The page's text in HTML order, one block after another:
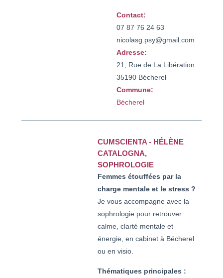
Contact:
07 87 76 24 63
nicolasg.psy@gmail.com
Adresse:
21, Rue de La Libération
35190 Bécherel
Commune:
Bécherel
CUMSCIENTA - HÉLÈNE
CATALOGNA,
SOPHROLOGIE
Femmes étouffées par la
charge mentale et le stress ?
Je vous accompagne avec la
sophrologie pour retrouver
calme, clarté mentale et
énergie, en cabinet à Bécherel
ou en visio.
Thématiques principales :